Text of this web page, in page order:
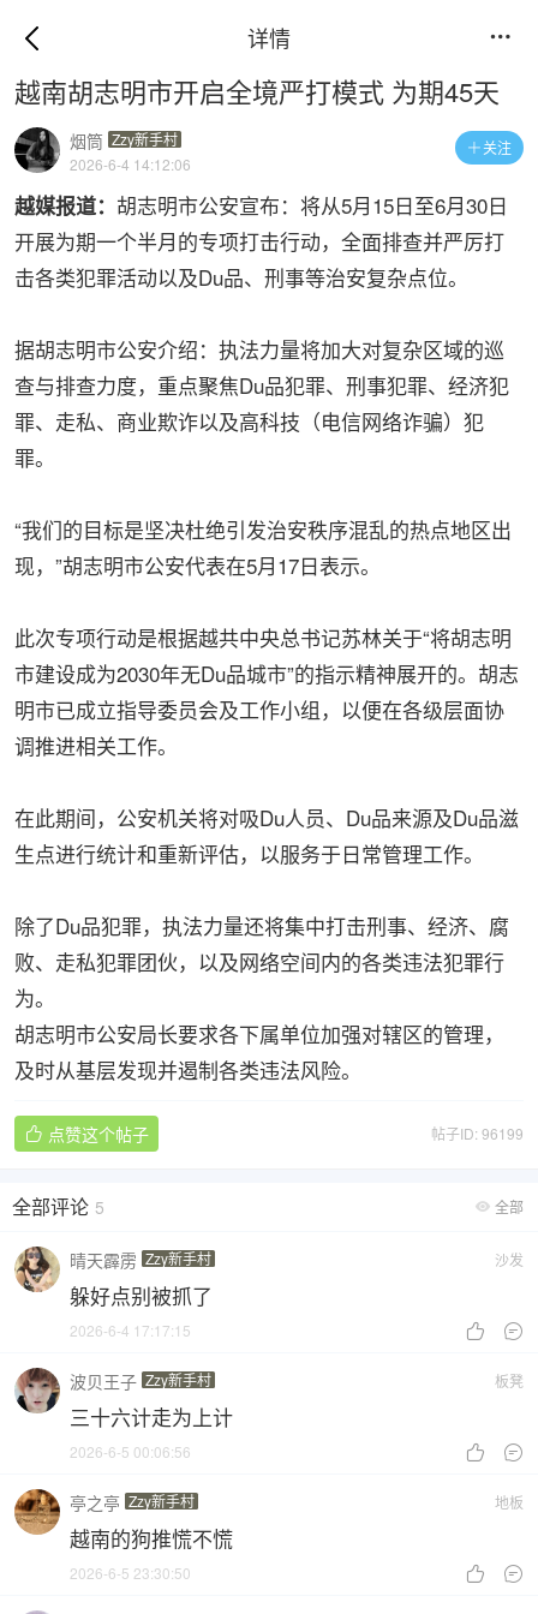
详情 
越南胡志明市开启全境严打模式 为期45天
关注
烟筒 Zzy新手村
2026-6-4 14:12:06
越媒报道： 胡志明市公安宣布：将从5月15日至6月30日
开展为期一个半月的专项打击行动，全面排查并严厉打
击各类犯罪活动以及Du品、刑事等治安复杂点位。
据胡志明市公安介绍：执法力量将加大对复杂区域的巡
查与排查力度，重点聚焦Du品犯罪、刑事犯罪、经济犯
罪、走私、商业欺诈以及高科技（电信网络诈骗）犯
罪。
“我们的目标是坚决杜绝引发治安秩序混乱的热点地区出
现，”胡志明市公安代表在5月17日表示。
此次专项行动是根据越共中央总书记苏林关于“将胡志明
市建设成为2030年无Du品城市”的指示精神展开的。胡志
明市已成立指导委员会及工作小组，以便在各级层面协
调推进相关工作。
在此期间，公安机关将对吸Du人员、Du品来源及Du品滋
生点进行统计和重新评估，以服务于日常管理工作。
除了Du品犯罪，执法力量还将集中打击刑事、经济、腐
败、走私犯罪团伙，以及网络空间内的各类违法犯罪行
为。
胡志明市公安局长要求各下属单位加强对辖区的管理，
及时从基层发现并遏制各类违法风险。
帖子ID: 96199
 点赞这个帖子
 全部
全部评论 5
沙发
晴天霹雳 Zzy新手村
躲好点别被抓了
 
2026-6-4 17:17:15
板凳
波贝王子 Zzy新手村
三十六计走为上计
 
2026-6-5 00:06:56
地板
亭之亭 Zzy新手村
越南的狗推慌不慌
 
2026-6-5 23:30:50